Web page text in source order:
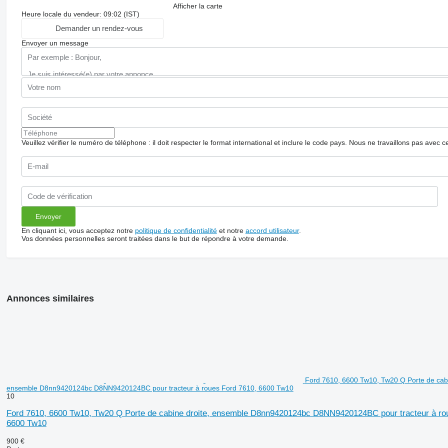
Afficher la carte
Heure locale du vendeur: 09:02 (IST)
Demander un rendez-vous
Envoyer un message
Veuillez vérifier le numéro de téléphone : il doit respecter le format international et inclure le code pays. Nous ne travaillons pas avec
En cliquant ici, vous acceptez notre politique de confidentialitéet notre accord utilisateur.
Vos données personnelles seront traitées dans le but de répondre à votre demande.
Annonces similaires
Ford 7610, 6600 Tw10, Tw20 Q Porte de
ensemble D8nn9420124bc D8NN9420124BC pour tracteur à roues Ford 7610, 6600 Tw10
10
Ford 7610, 6600 Tw10, Tw20 Q Porte de cabine droite, ensemble D8nn9420124bc D8NN9420124BC pour tracteur à
6600 Tw10
900 €